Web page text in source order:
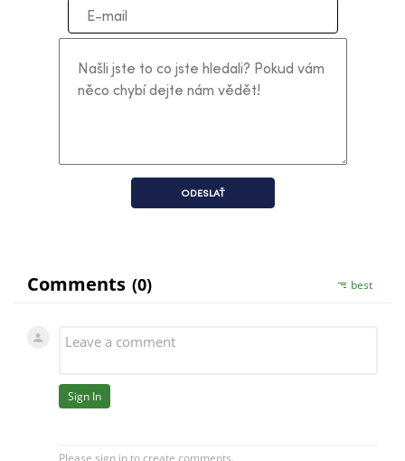
ODESLAŤ